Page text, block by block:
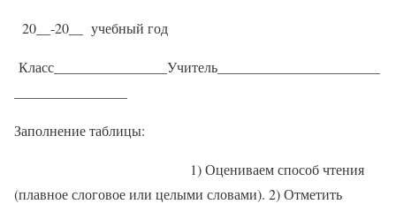
20__-20__ учебный год
Класс________________Учитель_______________________
Заполнение таблицы:
1) Оцениваем способ чтения
(плавное слоговое или целыми словами). 2) Отметить